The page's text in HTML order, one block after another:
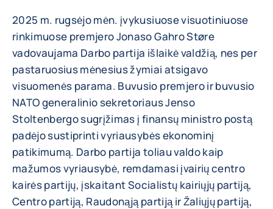
2025 m. rugsėjo mėn. įvykusiuose visuotiniuose
rinkimuose premjero Jonaso Gahro Støre
vadovaujama Darbo partija išlaikė valdžią, nes per
pastaruosius mėnesius žymiai atsigavo
visuomenės parama. Buvusio premjero ir buvusio
NATO generalinio sekretoriaus Jenso
Stoltenbergo sugrįžimas į finansų ministro postą
padėjo sustiprinti vyriausybės ekonominį
patikimumą. Darbo partija toliau valdo kaip
mažumos vyriausybė, remdamasi įvairių centro
kairės partijų, įskaitant Socialistų kairiųjų partiją,
Centro partiją, Raudonąją partiją ir Žaliųjų partiją,